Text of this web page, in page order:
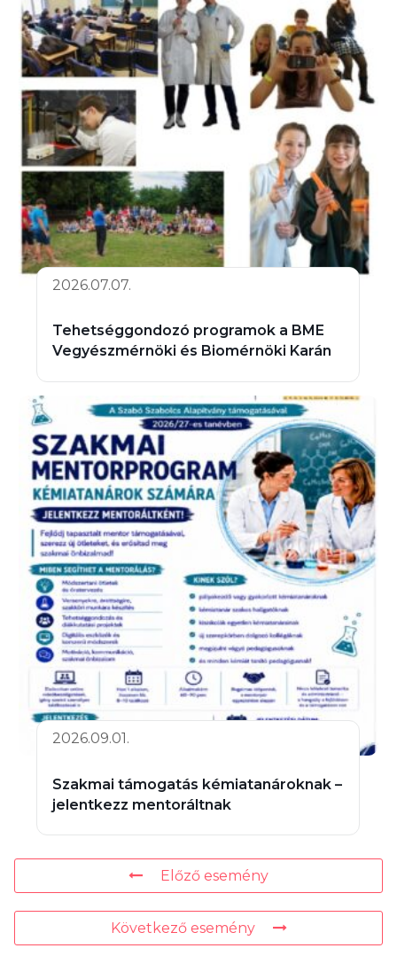
2026.07.07.
Tehetséggondozó programok a BME
Vegyészmérnöki és Biomérnöki Karán
2026.09.01.
Szakmai támogatás kémiatanároknak –
jelentkezz mentoráltnak
Előző esemény
Következő esemény